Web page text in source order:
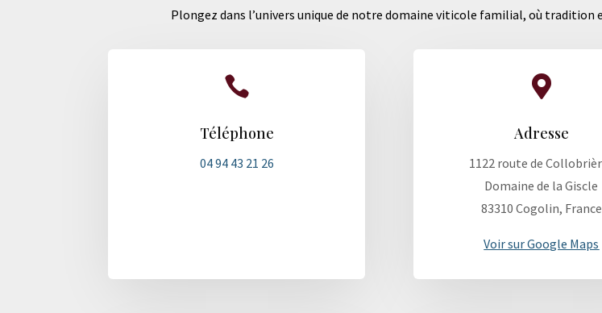
Plongez dans l’univers unique de notre domaine viticole familial, où tradition

Téléphone
04 94 43 21 26

Adresse
1122 route de
Domaine de la Giscle
83310 Cogolin, France
Voir sur Google Maps